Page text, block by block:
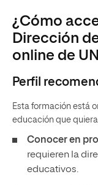
¿Cómo
Dirección
online de
Perfil
Esta formación está
educación que
Conocer en
requieren la
educativos.